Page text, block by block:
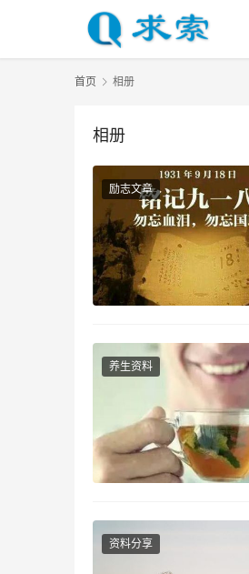
首页 相册
相册
励志文章
养生资料
资料分享